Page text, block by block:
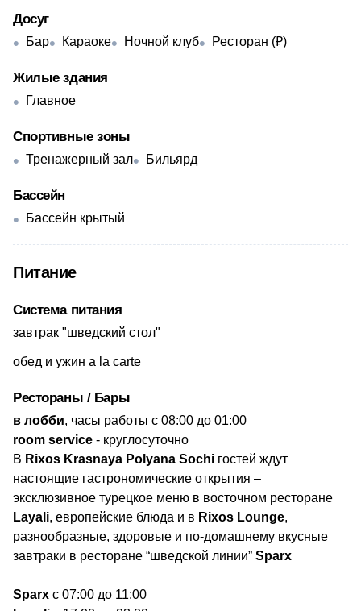
Досуг
Бар Караоке Ночной клуб Ресторан (₽)
Жилые здания
Главное
Спортивные зоны
Тренажерный зал Бильярд
Бассейн
Бассейн крытый
Питание
Система питания
​завтрак "шведский стол"
обед и ужин a la carte
Рестораны / Бары
​в лобби, часы работы с 08:00 до 01:00
room service - круглосуточно
В Rixos Krasnaya Polyana Sochi гостей ждут
настоящие гастрономические открытия –
эксклюзивное турецкое меню в восточном ресторане
Layali, европейские блюда и в Rixos Lounge,
разнообразные, здоровые и по-домашнему вкусные
завтраки в ресторане “шведской линии” Sparx
Sparx с 07:00 до 11:00